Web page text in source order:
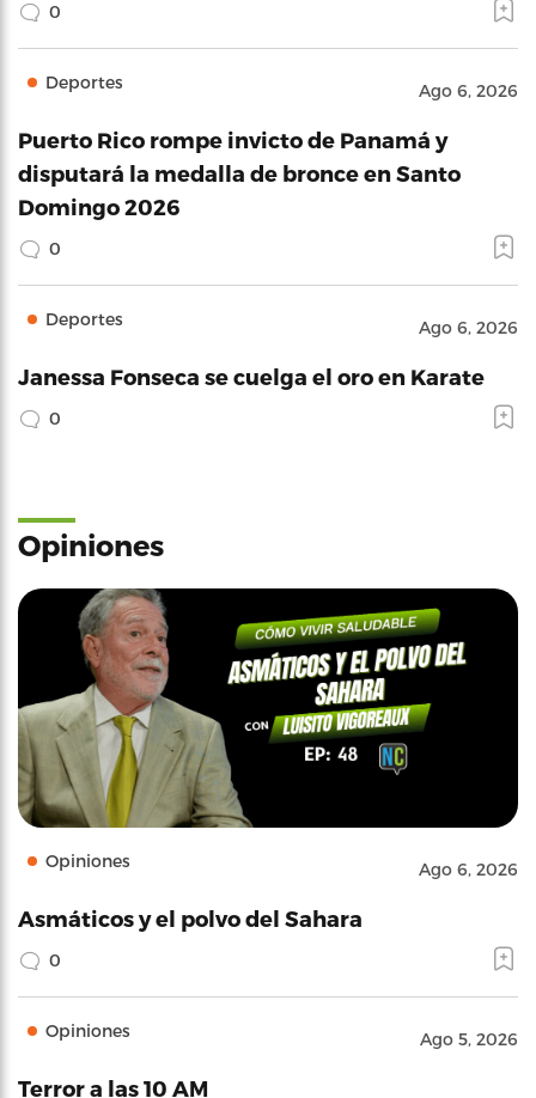
0
Deportes Ago 6, 2026
Puerto Rico rompe invicto de Panamá y
disputará la medalla de bronce en Santo
Domingo 2026
0
Deportes Ago 6, 2026
Janessa Fonseca se cuelga el oro en Karate
0
Opiniones
Opiniones Ago 6, 2026
Asmáticos y el polvo del Sahara
0
Opiniones Ago 5, 2026
Terror a las 10 AM